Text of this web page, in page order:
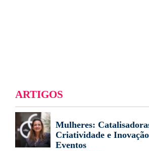
ARTIGOS
Mulheres:
Criatividade e
Eventos